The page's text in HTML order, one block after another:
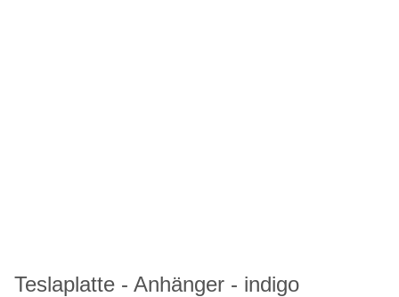
Teslaplatte - Anhänger - indigo